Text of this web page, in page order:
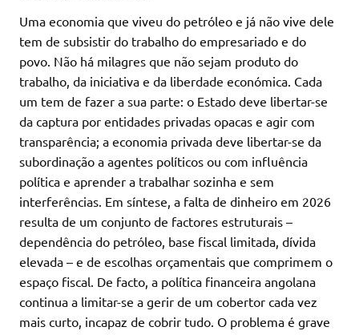
Uma economia que viveu do petróleo e já não vive dele
tem de subsistir do trabalho do empresariado e do
povo. Não há milagres que não sejam produto do
trabalho, da iniciativa e da liberdade económica. Cada
um tem de fazer a sua parte: o Estado deve libertar-se
da captura por entidades privadas opacas e agir com
transparência; a economia privada deve libertar-se da
subordinação a agentes políticos ou com influência
política e aprender a trabalhar sozinha e sem
interferências. Em síntese, a falta de dinheiro em 2026
resulta de um conjunto de factores estruturais –
dependência do petróleo, base fiscal limitada, dívida
elevada – e de escolhas orçamentais que comprimem o
espaço fiscal. De facto, a política financeira angolana
continua a limitar-se a gerir de um cobertor cada vez
mais curto, incapaz de cobrir tudo. O problema é grave